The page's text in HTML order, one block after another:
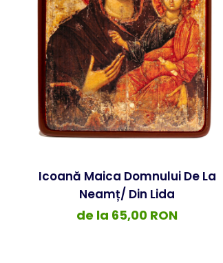
Icoană Maica Domnului De La
Neamț/ Din Lida
de la 65,00 RON